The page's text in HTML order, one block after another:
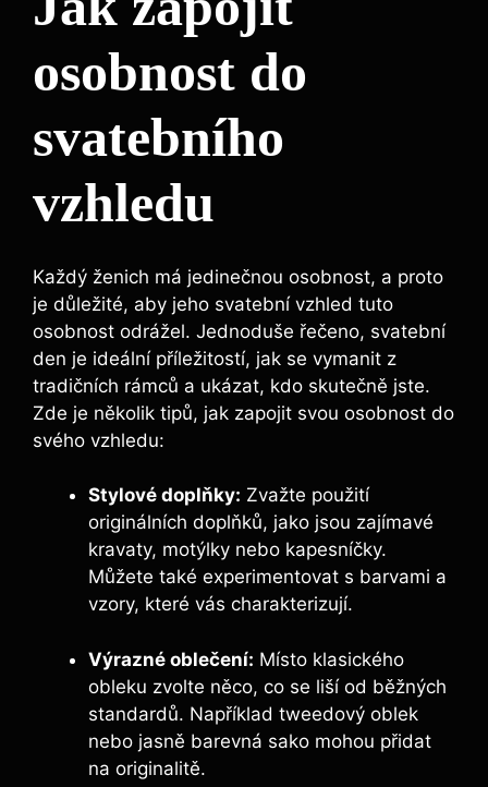
osobnost do
svatebního
vzhledu
Každý ženich má jedinečnou osobnost, a proto
je důležité, aby jeho svatební vzhled tuto
osobnost odrážel. Jednoduše řečeno, svatební
den je ideální příležitostí, jak se vymanit z
tradičních rámců a ukázat, kdo skutečně jste.
Zde je několik tipů, jak zapojit svou osobnost do
svého vzhledu:
Stylové doplňky: Zvažte použití
originálních doplňků, jako jsou zajímavé
kravaty, motýlky nebo kapesníčky.
Můžete také experimentovat s barvami a
vzory, které vás charakterizují.
Výrazné oblečení: Místo klasického
obleku zvolte něco, co se liší od běžných
standardů. Například tweedový oblek
nebo jasně barevná sako mohou přidat
na originalitě.